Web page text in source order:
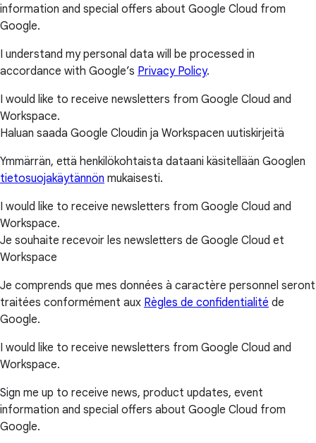
information and special offers about Google Cloud from
Google.
I understand my personal data will be processed in
accordance with Google’s Privacy Policy.
I would like to receive newsletters from Google Cloud and
Workspace.
Haluan saada Google Cloudin ja Workspacen uutiskirjeitä
Ymmärrän, että henkilökohtaista dataani käsitellään Googlen
tietosuojakäytännön mukaisesti.
I would like to receive newsletters from Google Cloud and
Workspace.
Je souhaite recevoir les newsletters de Google Cloud et
Workspace
Je comprends que mes données à caractère personnel seront
traitées conformément aux Règles de confidentialité de
Google.
I would like to receive newsletters from Google Cloud and
Workspace.
Sign me up to receive news, product updates, event
information and special offers about Google Cloud from
Google.